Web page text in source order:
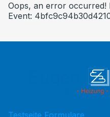
Oops, an error occurred!
Event:
Testseite Formulare